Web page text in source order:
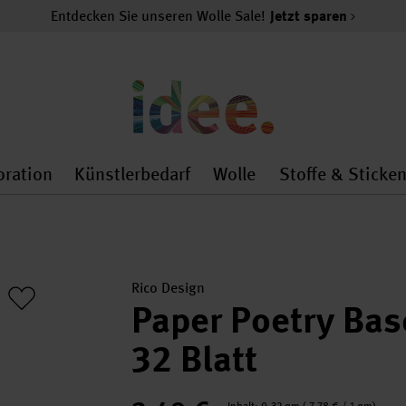
Entdecken Sie unseren Wolle Sale! Jetzt sparen
general.openMenu
Dekoration general.openMenu
Künstlerbedarf
Künstlerbedarf
Wolle
Wolle
Stoffe & Sticken
Rico Design
Paper Poetry
32 Blatt